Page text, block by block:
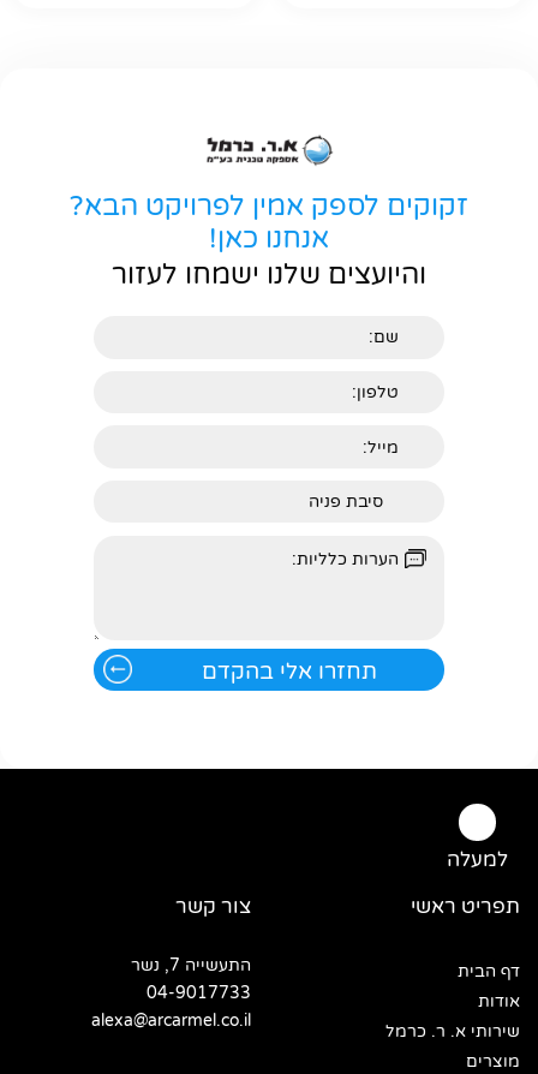
זקוקים לספק אמין לפרויקט הבא?
אנחנו כאן!
והיועצים שלנו ישמחו לעזור
למעלה
תפריט ראשי
דף הבית
אודות
שירותי א. ר. כרמל
מוצרים
צור קשר
התעשייה 7, נשר
04-9017733
alexa@arcarmel.co.il